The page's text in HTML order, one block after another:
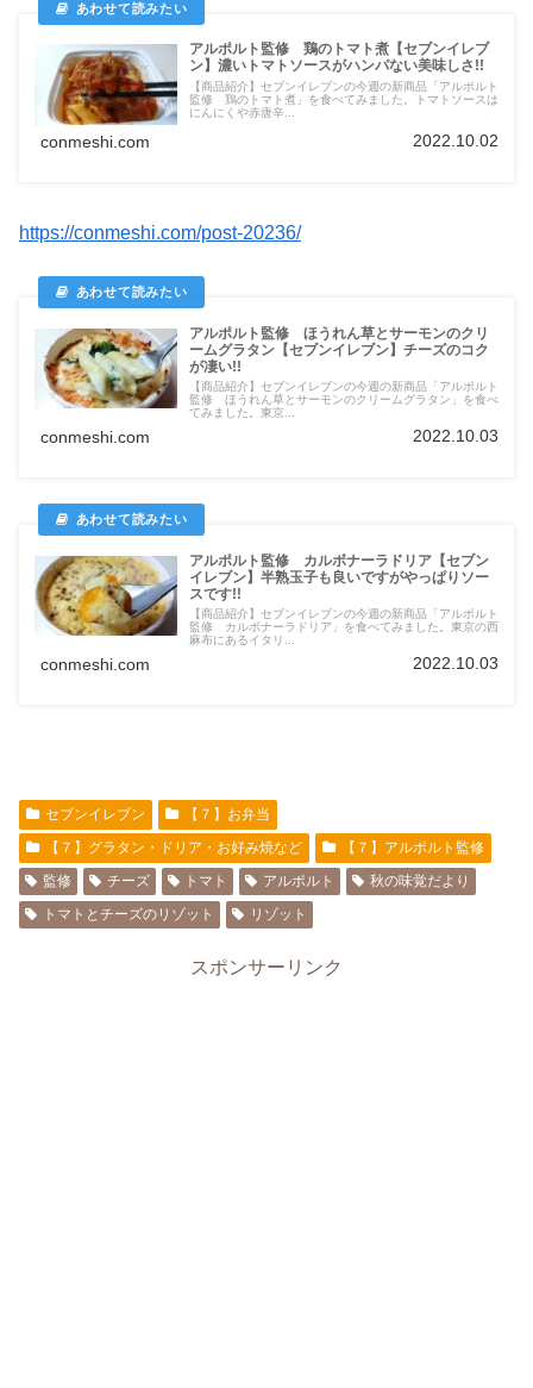
アルポルト監修 鶏のトマト煮【セブンイレブ
ン】濃いトマトソースがハンパない美味しさ!!
【商品紹介】セブンイレブンの今週の新商品「アルポルト
監修 鶏のトマト煮」を食べてみました。トマトソースは
にんにくや赤唐辛...
conmeshi.com 2022.10.02
https://conmeshi.com/post-20236/
アルポルト監修 ほうれん草とサーモンのクリ
ームグラタン【セブンイレブン】チーズのコク
が凄い!!
【商品紹介】セブンイレブンの今週の新商品「アルポルト
監修 ほうれん草とサーモンのクリームグラタン」を食べ
てみました。東京...
conmeshi.com 2022.10.03
アルポルト監修 カルボナーラドリア【セブン
イレブン】半熟玉子も良いですがやっぱりソー
スです!!
【商品紹介】セブンイレブンの今週の新商品「アルポルト
監修 カルボナーラドリア」を食べてみました。東京の西
麻布にあるイタリ...
conmeshi.com 2022.10.03
セブンイレブン
【７】お弁当
【７】グラタン・ドリア・お好み焼など
【７】アルポルト監修
監修
チーズ トマト アルポルト
秋の味覚だより
トマトとチーズのリゾット
リゾット
スポンサーリンク